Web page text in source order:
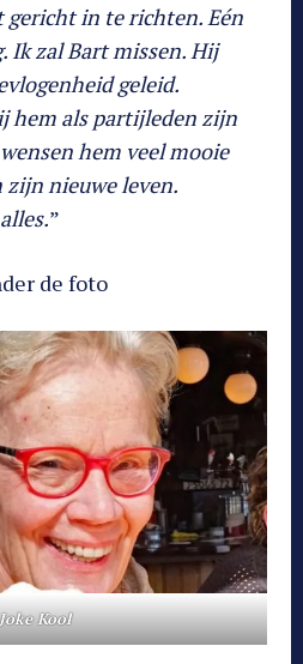
gericht in te richten. Eén
Ik zal Bart missen. Hij
geleid.
hem als partijleden zijn
hem veel mooie
nieuwe leven.
”
de foto
Joke Kool